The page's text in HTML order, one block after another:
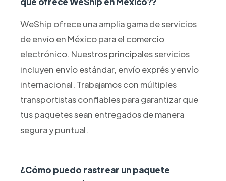
WeShip ofrece una amplia gama de servicios
de envío en México para el comercio
electrónico. Nuestros principales servicios
incluyen envío estándar, envío exprés y envío
internacional. Trabajamos con múltiples
transportistas confiables para garantizar que
tus paquetes sean entregados de manera
segura y puntual.
¿Cómo puedo rastrear un paquete